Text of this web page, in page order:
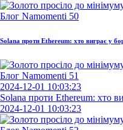
Solana проти Ethereum: хто виграє у
2024-12-01 10:03:23
Solana проти Ethereum: хто
2024-12-01 10:03:23